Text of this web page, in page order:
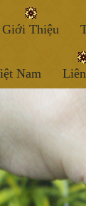
Giới Thiệu
Nam